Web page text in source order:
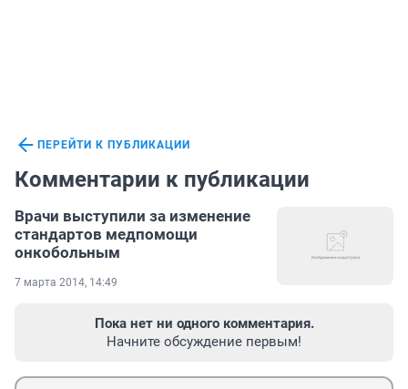
ПЕРЕЙТИ К ПУБЛИКАЦИИ
Комментарии к публикации
Врачи выступили за изменение
стандартов медпомощи
онкобольным
7 марта 2014, 14:49
Пока нет ни одного комментария.
Начните обсуждение первым!